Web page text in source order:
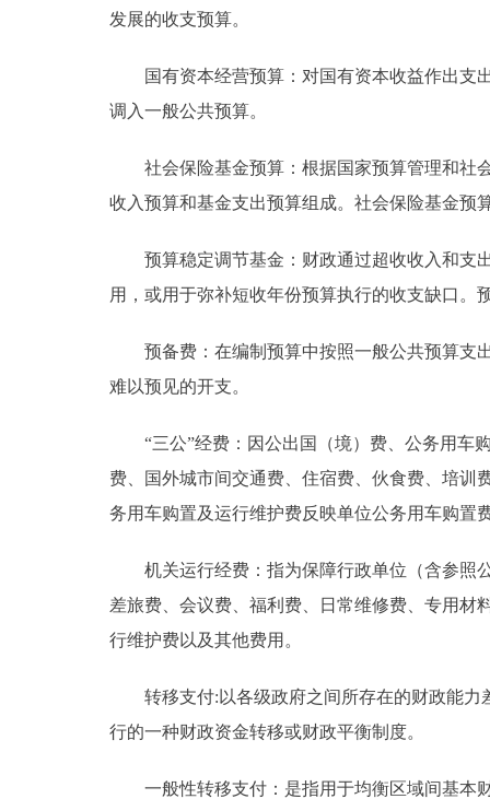
发展的收支预算。
国有资本经营预算：对国有资本收益作出支出
调入一般公共预算。
社会保险基金预算：根据国家预算管理和社会
收入预算和基金支出预算组成。社会保险基金预
预算稳定调节基金：财政通过超收收入和支出
用，或用于弥补短收年份预算执行的收支缺口。
预备费：在编制预算中按照一般公共预算支出
难以预见的开支。
“三公”经费：因公出国（境）费、公务用车购
费、国外城市间交通费、住宿费、伙食费、培训
务用车购置及运行维护费反映单位公务用车购置
机关运行经费：指为保障行政单位（含参照公
差旅费、会议费、福利费、日常维修费、专用材
行维护费以及其他费用。
转移支付:以各级政府之间所存在的财政能力
行的一种财政资金转移或财政平衡制度。
一般性转移支付：是指用于均衡区域间基本